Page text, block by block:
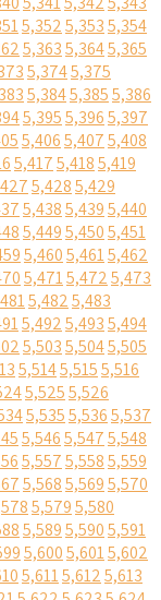
5,3525,3535,354
5,3635,3645,365
5,3745,375
5,3845,3855,386
5,3955,3965,397
5,4065,4075,408
5,4175,4185,419
5,4285,429
5,4385,4395,440
5,4495,4505,451
5,4605,4615,462
5,4715,4725,473
5,4825,483
5,4925,4935,494
5,5035,5045,505
5,5145,5155,516
5,5255,526
5,5355,5365,537
5,5465,5475,548
5,5575,5585,559
5,5685,5695,570
5,5795,580
5,5895,5905,591
5,6005,6015,602
5,6115,6125,613